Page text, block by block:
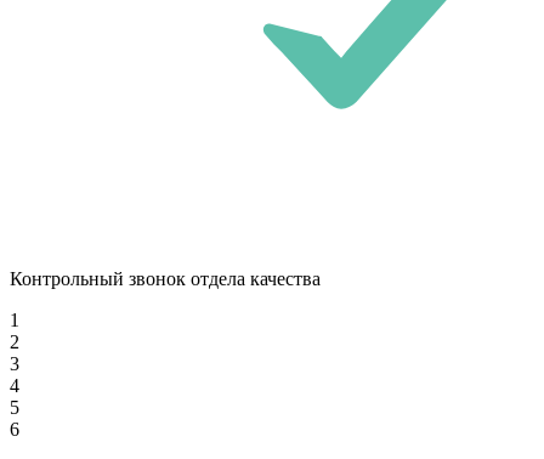
Контрольный звонок отдела качества
1
2
3
4
5
6